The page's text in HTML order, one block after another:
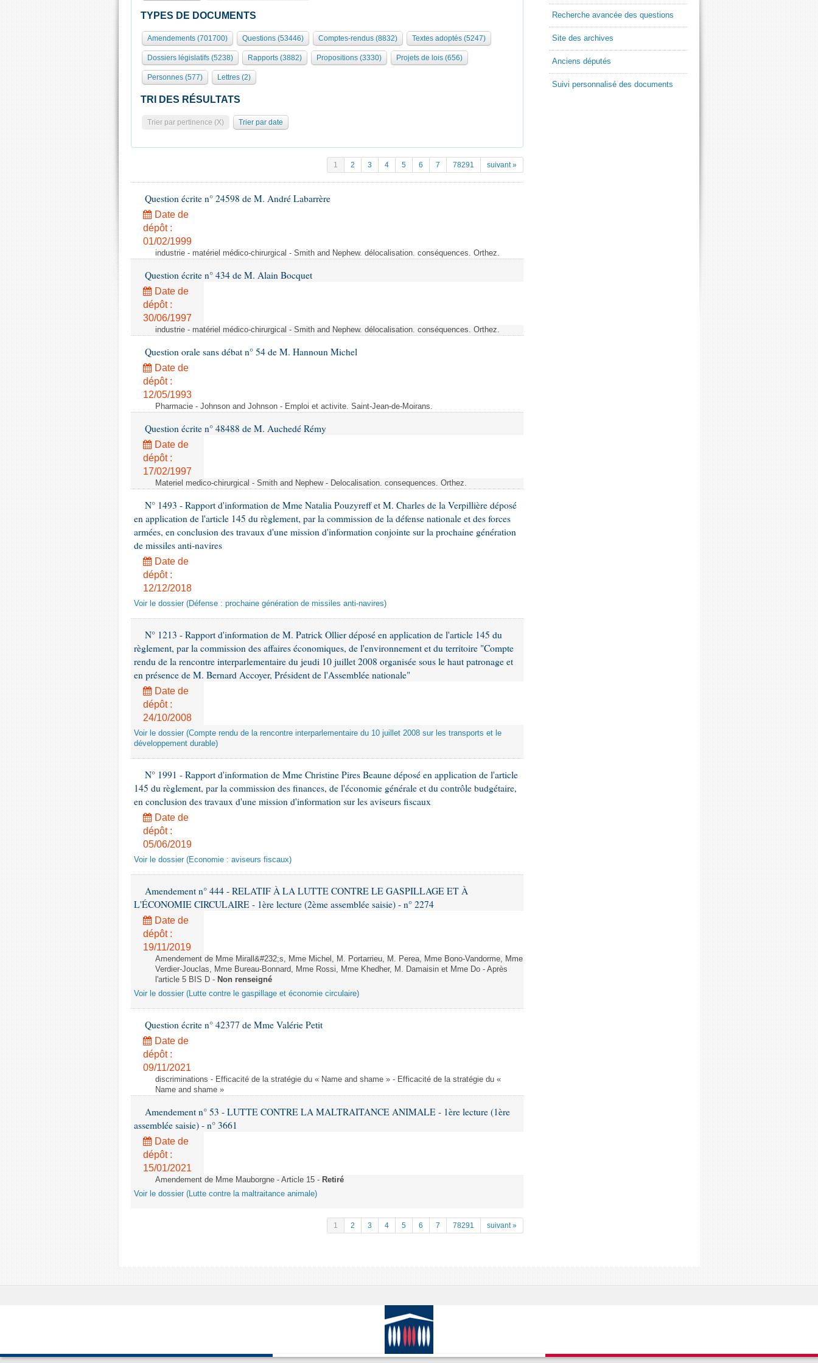
TYPES DE DOCUMENTS
Amendements (701700) Questions (53446) Comptes-rendus (8832) Textes adoptés (5247)
Dossiers législatifs (5238) Rapports (3882) Propositions (3330) Projets de lois (656)
Personnes (577) Lettres (2)
TRI DES RÉSULTATS
Trier par pertinence (X) Trier par date
1 2 3 4 5 6 7 78291 suivant »
Question écrite n° 24598 de M. André Labarrère
Date de
dépôt :
01/02/1999
industrie - matériel médico-chirurgical - Smith and Nephew. délocalisation. conséquences. Orthez.
Question écrite n° 434 de M. Alain Bocquet
Date de
dépôt :
30/06/1997
industrie - matériel médico-chirurgical - Smith and Nephew. délocalisation. conséquences. Orthez.
Question orale sans débat n° 54 de M. Hannoun Michel
Date de
dépôt :
12/05/1993
Pharmacie - Johnson and Johnson - Emploi et activite. Saint-Jean-de-Moirans.
Question écrite n° 48488 de M. Auchedé Rémy
Date de
dépôt :
17/02/1997
Materiel medico-chirurgical - Smith and Nephew - Delocalisation. consequences. Orthez.
N° 1493 - Rapport d'information de Mme Natalia Pouzyreff et M. Charles de la Verpillière déposé
en application de l'article 145 du règlement, par la commission de la défense nationale et des forces
armées, en conclusion des travaux d'une mission d'information conjointe sur la prochaine génération
de missiles anti-navires
Date de
dépôt :
12/12/2018
Voir le dossier (Défense : prochaine génération de missiles anti-navires)
N° 1213 - Rapport d'information de M. Patrick Ollier déposé en application de l'article 145 du
règlement, par la commission des affaires économiques, de l'environnement et du territoire "Compte
rendu de la rencontre interparlementaire du jeudi 10 juillet 2008 organisée sous le haut patronage et
en présence de M. Bernard Accoyer, Président de l'Assemblée nationale"
Date de
dépôt :
24/10/2008
Voir le dossier (Compte rendu de la rencontre interparlementaire du 10 juillet 2008 sur les transports et le
développement durable)
N° 1991 - Rapport d'information de Mme Christine Pires Beaune déposé en application de l'article
145 du règlement, par la commission des finances, de l'économie générale et du contrôle budgétaire,
en conclusion des travaux d'une mission d'information sur les aviseurs fiscaux
Date de
dépôt :
05/06/2019
Voir le dossier (Economie : aviseurs fiscaux)
Amendement n° 444 - RELATIF À LA LUTTE CONTRE LE GASPILLAGE ET À
L'ÉCONOMIE CIRCULAIRE - 1ère lecture (2ème assemblée saisie) - n° 2274
Date de
dépôt :
19/11/2019
Amendement de Mme Mirall&#232;s, Mme Michel, M. Portarrieu, M. Perea, Mme Bono-Vandorme, Mme
Verdier-Jouclas, Mme Bureau-Bonnard, Mme Rossi, Mme Khedher, M. Damaisin et Mme Do - Après
l'article 5 BIS D - Non renseigné
Voir le dossier (Lutte contre le gaspillage et économie circulaire)
Question écrite n° 42377 de Mme Valérie Petit
Date de
dépôt :
09/11/2021
discriminations - Efficacité de la stratégie du « Name and shame » - Efficacité de la stratégie du «
Name and shame »
Amendement n° 53 - LUTTE CONTRE LA MALTRAITANCE ANIMALE - 1ère lecture (1ère
assemblée saisie) - n° 3661
Date de
dépôt :
15/01/2021
Amendement de Mme Mauborgne - Article 15 - Retiré
Voir le dossier (Lutte contre la maltraitance animale)
1 2 3 4 5 6 7 78291 suivant »
Recherche avancée des questions
Site des archives
Anciens députés
Suivi personnalisé des documents